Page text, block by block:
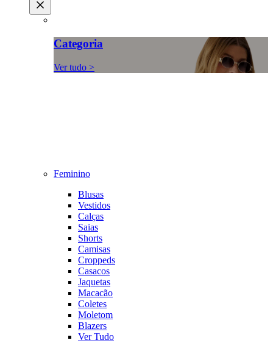
Categoria
Ver tudo >
Feminino
Blusas
Vestidos
Calças
Saias
Shorts
Camisas
Croppeds
Casacos
Jaquetas
Macacão
Coletes
Moletom
Blazers
Ver Tudo